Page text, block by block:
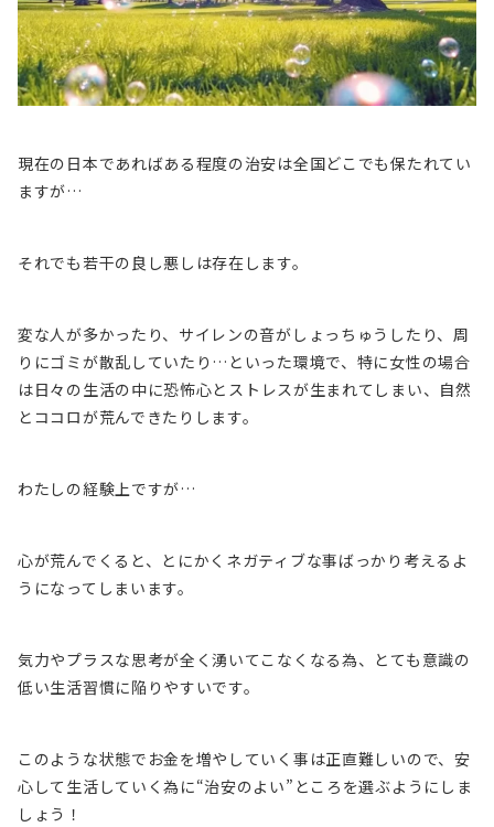
現在の日本であればある程度の治安は全国どこでも保たれてい
ますが…
それでも若干の良し悪しは存在します。
変な人が多かったり、サイレンの音がしょっちゅうしたり、周
りにゴミが散乱していたり…といった環境で、特に女性の場合
は日々の生活の中に恐怖心とストレスが生まれてしまい、自然
とココロが荒んできたりします。
わたしの経験上ですが…
心が荒んでくると、とにかくネガティブな事ばっかり考えるよ
うになってしまいます。
気力やプラスな思考が全く湧いてこなくなる為、とても 意識の
低い生活習慣に陥りやすいです。
このような状態でお金を増やしていく事は正直難しいので、安
心して生活していく為に“治安のよい”ところを選ぶようにしま
しょう！